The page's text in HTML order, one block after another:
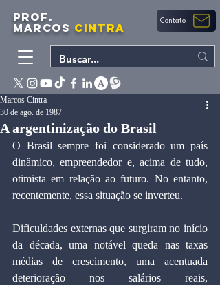
PROF.
MARCOS CINTRA Contato
A argentinização do Brasil
Marcos Cintra
30 de ago. de 1987
O Brasil sempre foi considerado um país
dinâmico, empreendedor e, acima de tudo,
otimista em relação ao futuro. No entanto,
recentemente, essa situação se inverteu.
Dificuldades externas que surgiram no início
da década, uma notável queda nas taxas
médias de crescimento, uma acentuada
deterioração nos salários reais,